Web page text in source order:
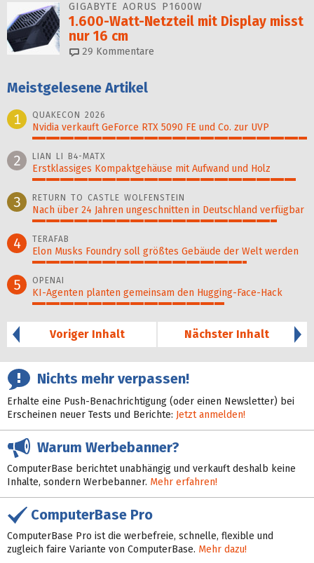
GIGABYTE AORUS P1600W
1.600-Watt-Netzteil mit Display misst
nur 16 cm
29 Kommentare
Meistgelesene Artikel
1
QUAKECON 2026
Nvidia verkauft GeForce RTX 5090 FE und Co. zur UVP
2 LIAN LI B4-MATX
Erstklassiges Kompaktgehäuse mit Aufwand und Holz
3 RETURN TO CASTLE WOLFENSTEIN
Nach über 24 Jahren ungeschnitten in Deutschland verfügbar
4 TERAFAB
Elon Musks Foundry soll größ­tes Gebäude der Welt werden
5 OPENAI
KI-Agenten planten gemein­sam den Hugging-Face-Hack
Voriger Inhalt
Nächster Inhalt
Nichts mehr verpassen!
Erhalte eine Push-Benachrichtigung (oder einen Newsletter) bei
Erscheinen neuer Tests und Berichte: Jetzt anmelden!
Warum Werbebanner?
ComputerBase berichtet unabhängig und verkauft deshalb keine
Inhalte, sondern Werbebanner. Mehr erfahren!
ComputerBase Pro
ComputerBase Pro ist die werbefreie, schnelle, flexible und
zugleich faire Variante von ComputerBase. Mehr dazu!